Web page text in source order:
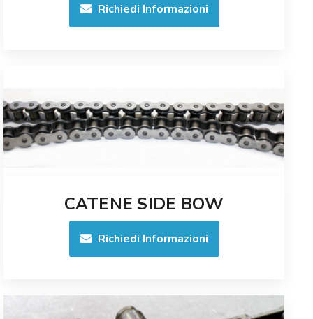
Richiedi Informazioni
CATENE SIDE BOW
Richiedi Informazioni